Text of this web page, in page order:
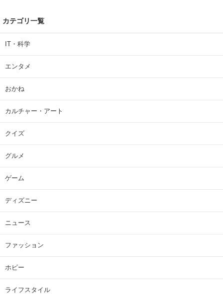
カテゴリ一覧
IT・科学
エンタメ
おかね
カルチャー・アート
クイズ
グルメ
ゲーム
ディズニー
ニュース
ファッション
ホビー
ライフスタイル